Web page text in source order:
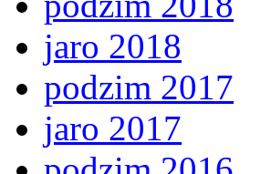
jaro 2018
podzim 2017
jaro 2017